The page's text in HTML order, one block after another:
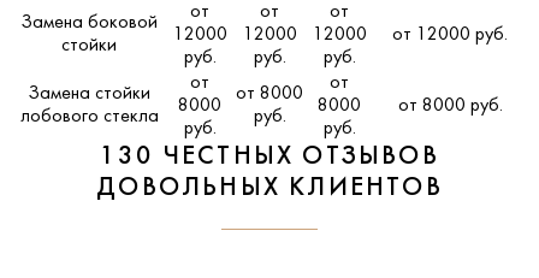
Замена боковой
стойки
от
12000
руб.
от
12000
руб.
от
12000
руб.
от 12000 руб.
Замена стойки
лобового стекла
от
8000
руб.
от 8000
руб.
от
8000
руб.
от 8000 руб.
130 ЧЕСТНЫХ ОТЗЫВОВ
ДОВОЛЬНЫХ КЛИЕНТОВ